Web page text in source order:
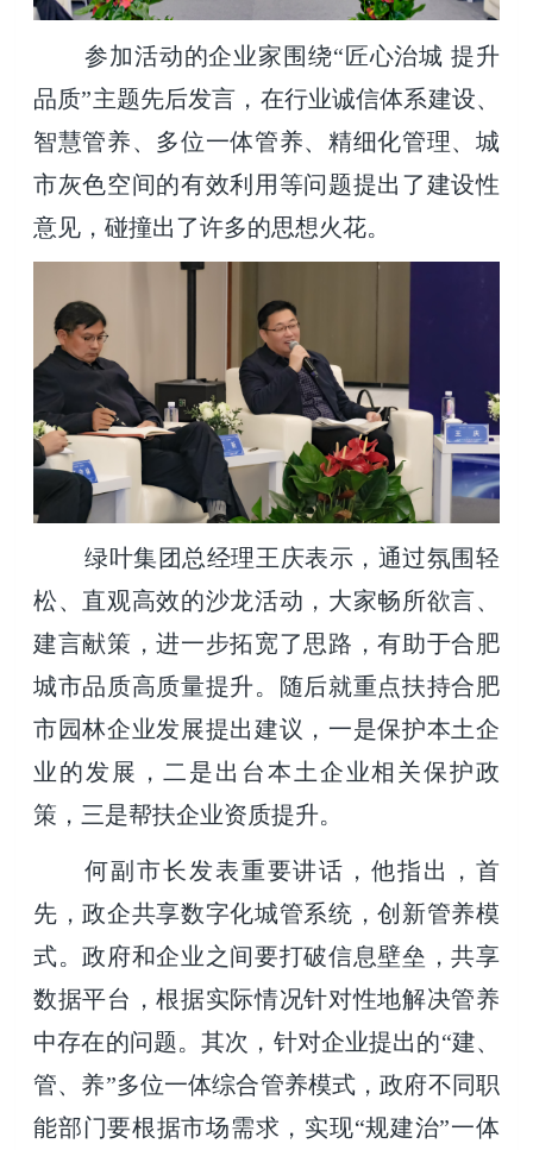
参加活动的企业家围绕“匠心治城 提升
品质”主题先后发言，在行业诚信体系建设、
智慧管养、多位一体管养、精细化管理、城
市灰色空间的有效利用等问题提出了建设性
意见，碰撞出了许多的思想火花。
绿叶集团总经理王庆表示，通过氛围轻
松、直观高效的沙龙活动，大家畅所欲言、
建言献策，进一步拓宽了思路，有助于合肥
城市品质高质量提升。随后就重点扶持合肥
市园林企业发展提出建议，一是保护本土企
业的发展，二是出台本土企业相关保护政
策，三是帮扶企业资质提升。
何副市长发表重要讲话，他指出，首
先，政企共享数字化城管系统，创新管养模
式。政府和企业之间要打破信息壁垒，共享
数据平台，根据实际情况针对性地解决管养
中存在的问题。其次，针对企业提出的“建、
管、养”多位一体综合管养模式，政府不同职
能部门要根据市场需求，实现“规建治”一体